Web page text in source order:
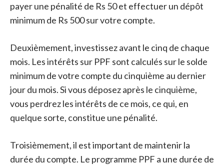
payer une pénalité de Rs 50 et effectuer un dépôt
minimum de Rs 500 sur votre compte.
Deuxièmement, investissez avant le cinq de chaque
mois. Les intérêts sur PPF sont calculés sur le solde
minimum de votre compte du cinquième au dernier
jour du mois. Si vous déposez après le cinquième,
vous perdrez les intérêts de ce mois, ce qui, en
quelque sorte, constitue une pénalité.
Troisièmement, il est important de maintenir la
durée du compte. Le programme PPF a une durée de